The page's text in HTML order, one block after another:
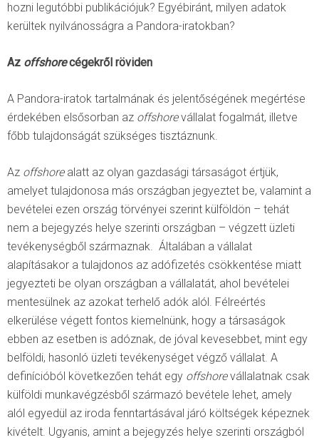
hozni legutóbbi publikációjuk? Egyébiránt, milyen adatok
kerültek nyilvánosságra a Pandora-iratokban?
Az offshorecégekről röviden
A Pandora-iratok tartalmának és jelentőségének megértése
érdekében elsősorban az offshorevállalat fogalmát, illetve
főbb tulajdonságát szükséges tisztáznunk.
Az offshorealatt az olyan gazdasági társaságot értjük,
amelyet tulajdonosa más országban jegyeztet be, valamint a
bevételei ezen ország törvényei szerint külföldön – tehát
nem a bejegyzés helye szerinti országban – végzett üzleti
tevékenységből származnak. Általában a vállalat
alapításakor a tulajdonos az adófizetés csökkentése miatt
jegyezteti be olyan országban a vállalatát, ahol bevételei
mentesülnek az azokat terhelő adók alól. Félreértés
elkerülése végett fontos kiemelnünk, hogy a társaságok
ebben az esetben is adóznak, de jóval kevesebbet, mint egy
belföldi, hasonló üzleti tevékenységet végző vállalat. A
definícióból következően tehát egy offshorevállalatnak csak
külföldi munkavégzésből származó bevétele lehet, amely
alól egyedül az iroda fenntartásával járó költségek képeznek
kivételt. Ugyanis, amint a bejegyzés helye szerinti országból